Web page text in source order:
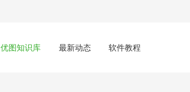
优图知识库 最新动态 软件教程